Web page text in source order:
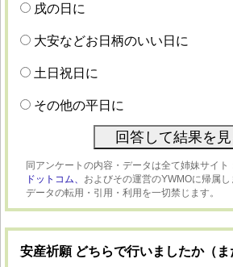
戌の日に
大安などお日柄のいい日に
土日祝日に
その他の平日に
同アンケートの内容・データは全て姉妹サイト
ドットコム、 およびその運営のYWMOに帰属し
データの転用・引用・利用を一切禁じます。
安産祈願 どちらで行いましたか（